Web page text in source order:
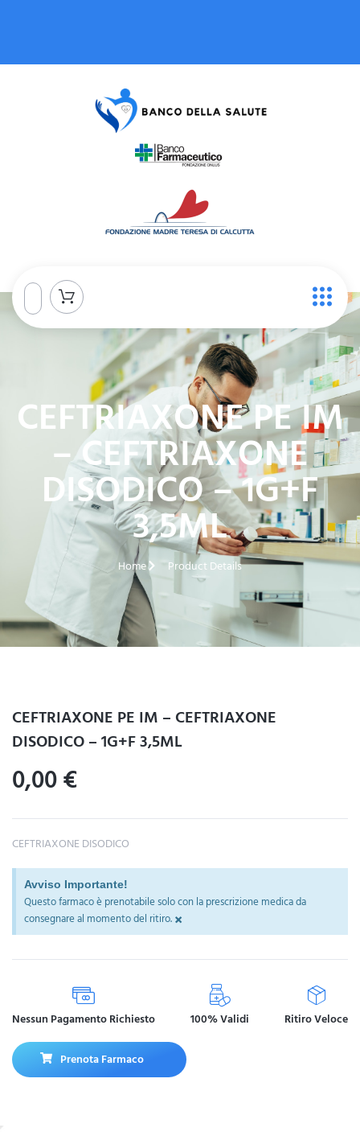
CEFTRIAXONE PE IM
– CEFTRIAXONE
DISODICO – 1G+F
3,5ML
Home Product Details
CEFTRIAXONE PE IM – CEFTRIAXONE
DISODICO – 1G+F 3,5ML
0,00€
CEFTRIAXONE DISODICO
Avviso Importante!
Questo farmaco è prenotabile solo con la prescrizione medica da
consegnare al momento del ritiro.×
Nessun Pagamento Richiesto 100% Validi Ritiro Veloce
Prenota Farmaco